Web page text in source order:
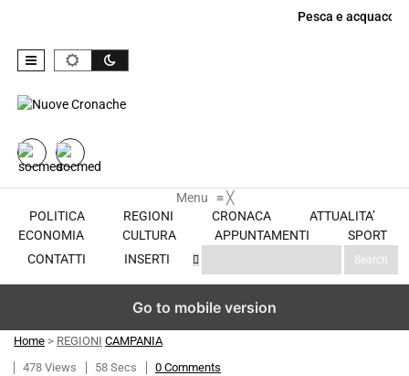
Pesca e
Skip to content
Menu ≡ ╳
POLITICA
REGIONI CRONACA
ATTUALITA’
ECONOMIA
CULTURA APPUNTAMENTI
SPORT
CONTATTI
INSERTI
Home > REGIONI CAMPANIA
478 Views
58 Secs 0 Comments
Go to mobile version